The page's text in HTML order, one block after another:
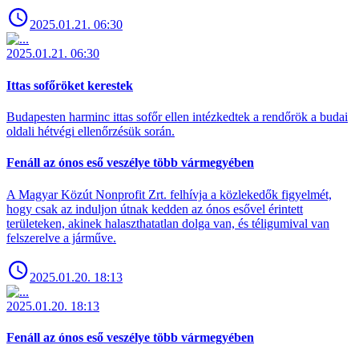
2025.01.21. 06:30
2025.01.21. 06:30
Ittas sofőröket kerestek
Budapesten harminc ittas sofőr ellen intézkedtek a rendőrök a budai
oldali hétvégi ellenőrzésük során.
Fenáll az ónos eső veszélye több vármegyében
A Magyar Közút Nonprofit Zrt. felhívja a közlekedők figyelmét,
hogy csak az induljon útnak kedden az ónos esővel érintett
területeken, akinek halaszthatatlan dolga van, és téligumival van
felszerelve a járműve.
2025.01.20. 18:13
2025.01.20. 18:13
Fenáll az ónos eső veszélye több vármegyében